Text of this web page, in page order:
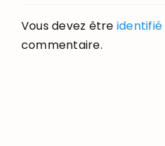
Vous devez être identifié
commentaire.